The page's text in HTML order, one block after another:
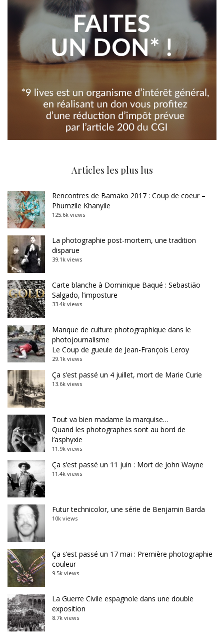
Articles les plus lus
Rencontres de Bamako 2017 : Coup de coeur –
Phumzile Khanyile
125.6k views
La photographie post-mortem, une tradition
disparue
39.1k views
Carte blanche à Dominique Baqué : Sebastião
Salgado, l’imposture
33.4k views
Manque de culture photographique dans le
photojournalisme
Le Coup de gueule de Jean-François Leroy
29.1k views
Ça s’est passé un 4 juillet, mort de Marie Curie
13.6k views
Tout va bien madame la marquise…
Quand les photographes sont au bord de
l’asphyxie
11.9k views
Ça s’est passé un 11 juin : Mort de John Wayne
11.4k views
Futur technicolor, une série de Benjamin Barda
10k views
Ça s’est passé un 17 mai : Première photographie
couleur
9.5k views
La Guerre Civile espagnole dans une double
exposition
8.7k views